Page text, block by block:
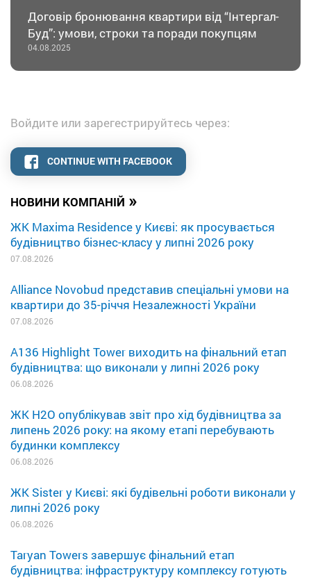
НОВИНИ КОМПАНІЙ »
ЖК Maxima Residence у Києві: як просувається
будівництво бізнес-класу у липні 2026 року
07.08.2026
Alliance Novobud представив спеціальні умови на
квартири до 35-річчя Незалежності України
07.08.2026
A136 Highlight Tower виходить на фінальний етап
будівництва: що виконали у липні 2026 року
06.08.2026
ЖК H2O опублікував звіт про хід будівництва за
липень 2026 року: на якому етапі перебувають
будинки комплексу
06.08.2026
ЖК Sister у Києві: які будівельні роботи виконали у
липні 2026 року
06.08.2026
Taryan Towers завершує фінальний етап
будівництва: інфраструктуру комплексу готують
Договір бронювання квартири від “Інтергал-
Буд”: умови, строки та поради покупцям
04.08.2025
Войдите или зарегестрируйтесь через:
CONTINUE WITH FACEBOOK